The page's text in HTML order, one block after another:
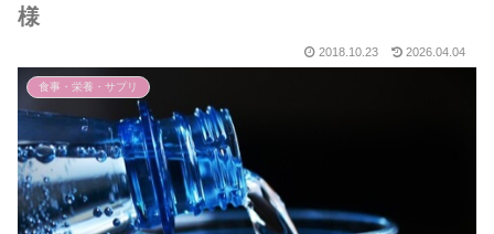
様
2018.10.23 2026.04.04
食事・栄養・サプリ